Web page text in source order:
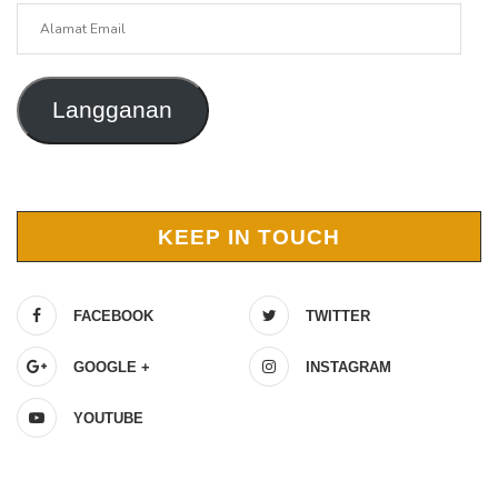
Langganan
KEEP IN TOUCH
FACEBOOK TWITTER
GOOGLE + INSTAGRAM
YOUTUBE